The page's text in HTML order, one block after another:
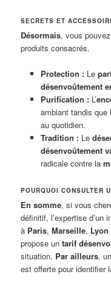
SECRETS ET
Désormais, vous
produits consacrés.
Protection :Le
désenvoûtement
Purification :L’
ambiant tandis que
au quotidien.
Tradition :Le
désenvoûtement
radicale contre la
POURQUOI CONSULTER
En somme, si vous
définitif, l’expertise d’un
à Paris,Marseille, Lyon
propose untarif
situation. Par ailleurs,
est offerte pour identifier